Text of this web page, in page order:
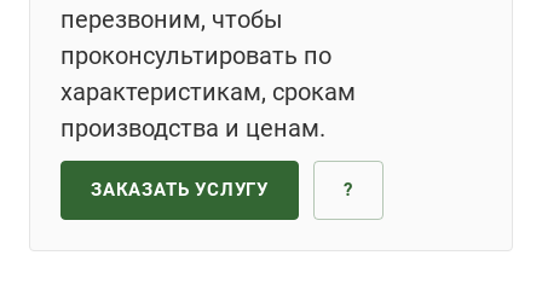
перезвоним, чтобы
проконсультировать по
характеристикам, срокам
производства и ценам.
ЗАКАЗАТЬ УСЛУГУ ?